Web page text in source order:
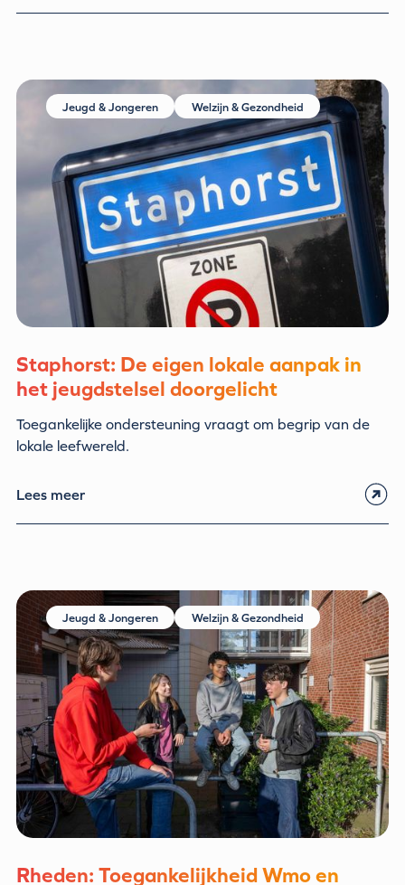
Jeugd & Jongeren Welzijn & Gezondheid
Staphorst: De eigen lokale aanpak in
het jeugdstelsel doorgelicht
Toegankelijke ondersteuning vraagt om begrip van de
lokale leefwereld.
Lees meer
Jeugd & Jongeren Welzijn & Gezondheid
Rheden: Toegankelijkheid Wmo en